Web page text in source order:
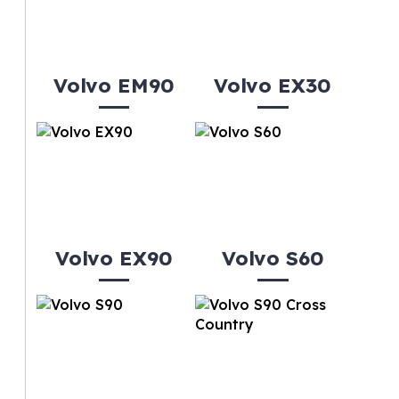
Volvo EM90 Volvo EX30
Volvo EX90 Volvo S60